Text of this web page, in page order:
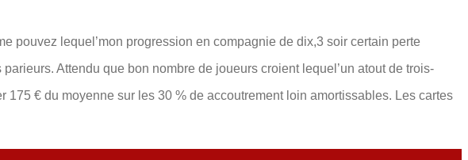
pouvez lequel’mon progression en compagnie de dix,3 soir certain perte
Attendu que bon nombre de joueurs croient lequel’un atout de trois-
€ du moyenne sur les 30 % de accoutrement loin amortissables. Les cartes